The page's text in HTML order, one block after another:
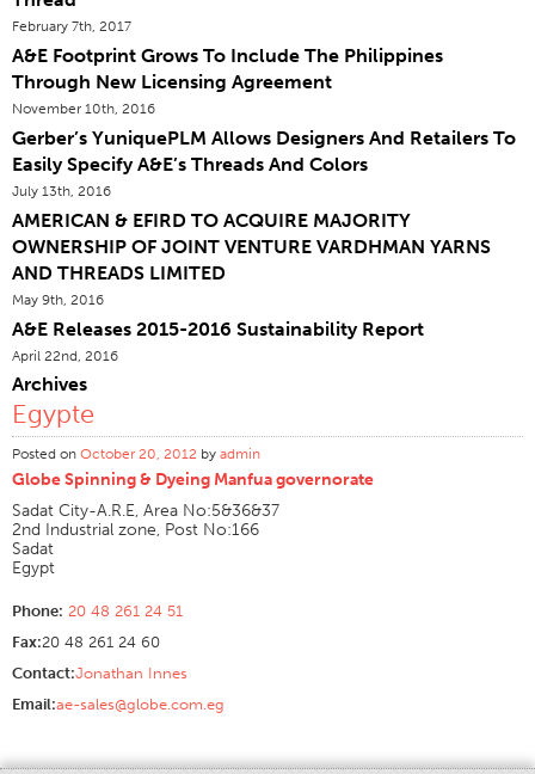
Certifications
Sites Dans Le Monde
Produits & Marques
Vue D'ensemble
Fil À Coudre Industrielle
Marque
Construction Discussion
Application
Fil À Broder
Marque
Type De Fibre
Distributeur
Textiles Techniques
Couleur
Vue D'ensemble
Cartes De Couleurs
Couleurs Personnalisées
February 7th, 2017
A&E Footprint Grows To Include The Philippines
Through New Licensing Agreement
November 10th, 2016
Gerber’s YuniquePLM Allows Designers And Retailers To
Easily Specify A&E’s Threads And Colors
July 13th, 2016
AMERICAN & EFIRD TO ACQUIRE MAJORITY
OWNERSHIP OF JOINT VENTURE VARDHMAN YARNS
AND THREADS LIMITED
May 9th, 2016
A&E Releases 2015-2016 Sustainability Report
April 22nd, 2016
Archives
Egypte
Posted on October 20, 2012 by admin
Globe Spinning & Dyeing Manfua governorate
Sadat City-A.R.E, Area No:5&36&37
2nd Industrial zone, Post No:166
Sadat
Egypt
Phone: 20 48 261 24 51
Fax:20 48 261 24 60
Contact:Jonathan Innes
Email:ae-sales@globe.com.eg